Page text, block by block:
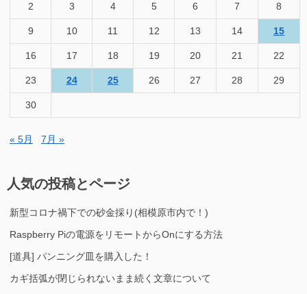
2 3 4 5 6 7 8
9 10 11 12 13 14 15
16 17 18 19 20 21 22
23 24 25 26 27 28 29
30
« 5月 7月 »
人気の投稿とページ
新型コロナ禍下での砂金採り(相模原市内で！)
Raspberry Piの電源をリモートからOnにする方法
[道具] パンニング皿を購入した！
カギ括弧が閉じられないまま続く文章について